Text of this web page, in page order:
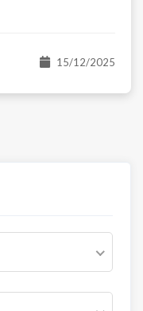
15/12/2025